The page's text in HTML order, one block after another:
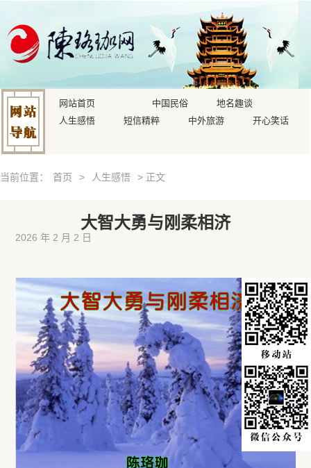
网站首页 中国民俗
地名趣谈
人生感悟
短信精粹 中外旅游 开心笑话
当前位置： 首页 > 人生感悟 > 正文
大智大勇与刚柔相济
2026 年 2 月 2 日